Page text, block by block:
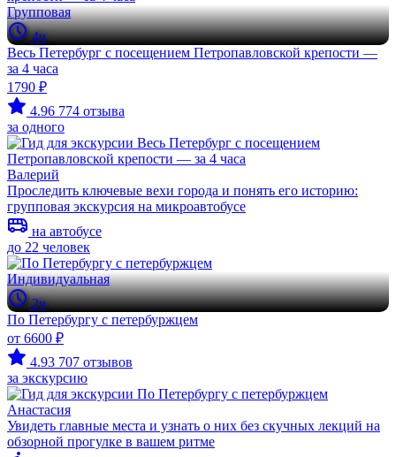
Групповая
4ч
Весь Петербург с посещением Петропавловской крепости —
за 4 часа
1790 ₽
4.96 774 отзыва
за одного
Валерий
Проследить ключевые вехи города и понять его историю:
групповая экскурсия на микроавтобусе
на автобусе
до 22 человек
Индивидуальная
2ч
По Петербургу с петербуржцем
от 6600 ₽
4.93 707 отзывов
за экскурсию
Анастасия
Увидеть главные места и узнать о них без скучных лекций на
обзорной прогулке в вашем ритме